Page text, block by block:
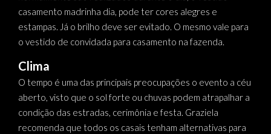
casamento madrinha dia, pode ter cores alegres e
estampas. Já o brilho deve ser evitado. O mesmo vale para
o vestido de convidada para casamento na fazenda.
Clima
O tempo é uma das principais preocupações o evento a céu
aberto, visto que o sol forte ou chuvas podem atrapalhar a
condição das estradas, cerimônia e festa. Graziela
recomenda que todos os casais tenham alternativas para